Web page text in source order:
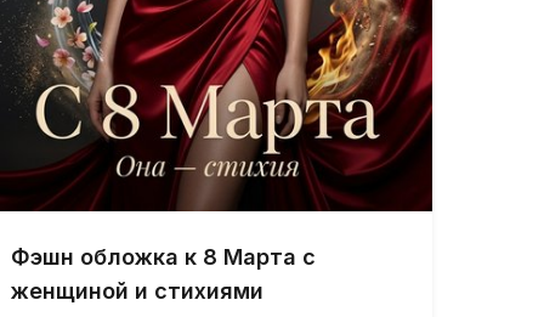
Фэшн обложка к 8 Марта с
женщиной и стихиями